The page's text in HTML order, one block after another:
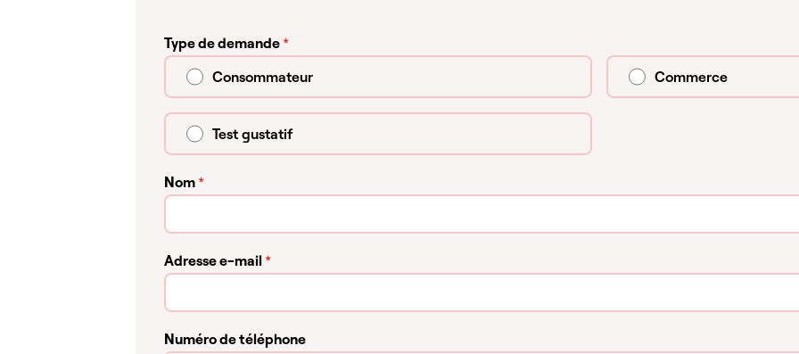
Type de demande*
Consommateur
Commerce
Test gustatif
Nom*
Adresse e-mail*
Numéro de téléphone